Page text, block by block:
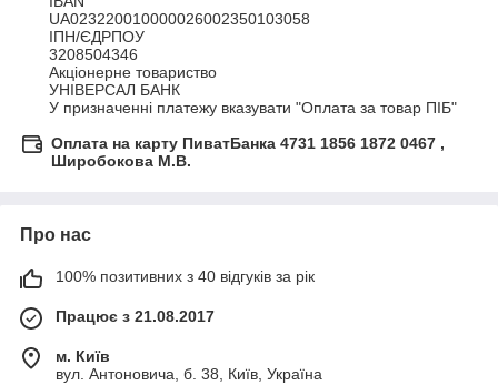
UA023220010000026002350103058
ІПН/ЄДРПОУ
3208504346
Акціонерне товариство
УНІВЕРСАЛ БАНК
У призначенні платежу вказувати "Оплата за товар ПІБ"
Оплата на карту ПиватБанка 4731 1856 1872 0467 ,
Широбокова М.В.
Про нас
100% позитивних з 40 відгуків за рік
Працює з 21.08.2017
м. Київ
вул. Антоновича, б. 38, Київ, Україна